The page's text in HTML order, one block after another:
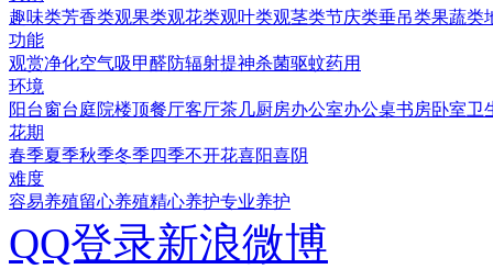
趣味类芳香类观果类观花类观叶类观茎类节庆类垂吊类果蔬类
功能
观赏净化空气吸甲醛防辐射提神杀菌驱蚊药用
环境
阳台窗台庭院楼顶餐厅客厅茶几厨房办公室办公桌书房卧室卫
花期
春季夏季秋季冬季四季不开花喜阳喜阴
难度
容易养殖留心养殖精心养护专业养护
QQ登录新浪微博